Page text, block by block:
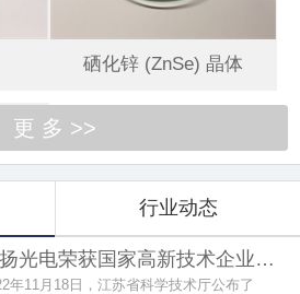
硒化锌 (ZnSe) 晶体
更 多 >>
行业动态
光电荣获国家高新技术企业…
年11月18日，江苏省科学技术厅公布了